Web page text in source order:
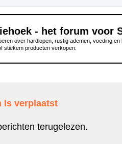
- het forum voor
over hardlopen, rustig ademen, voeding
stiekem producten verkopen.
is verplaatst
terugelezen.